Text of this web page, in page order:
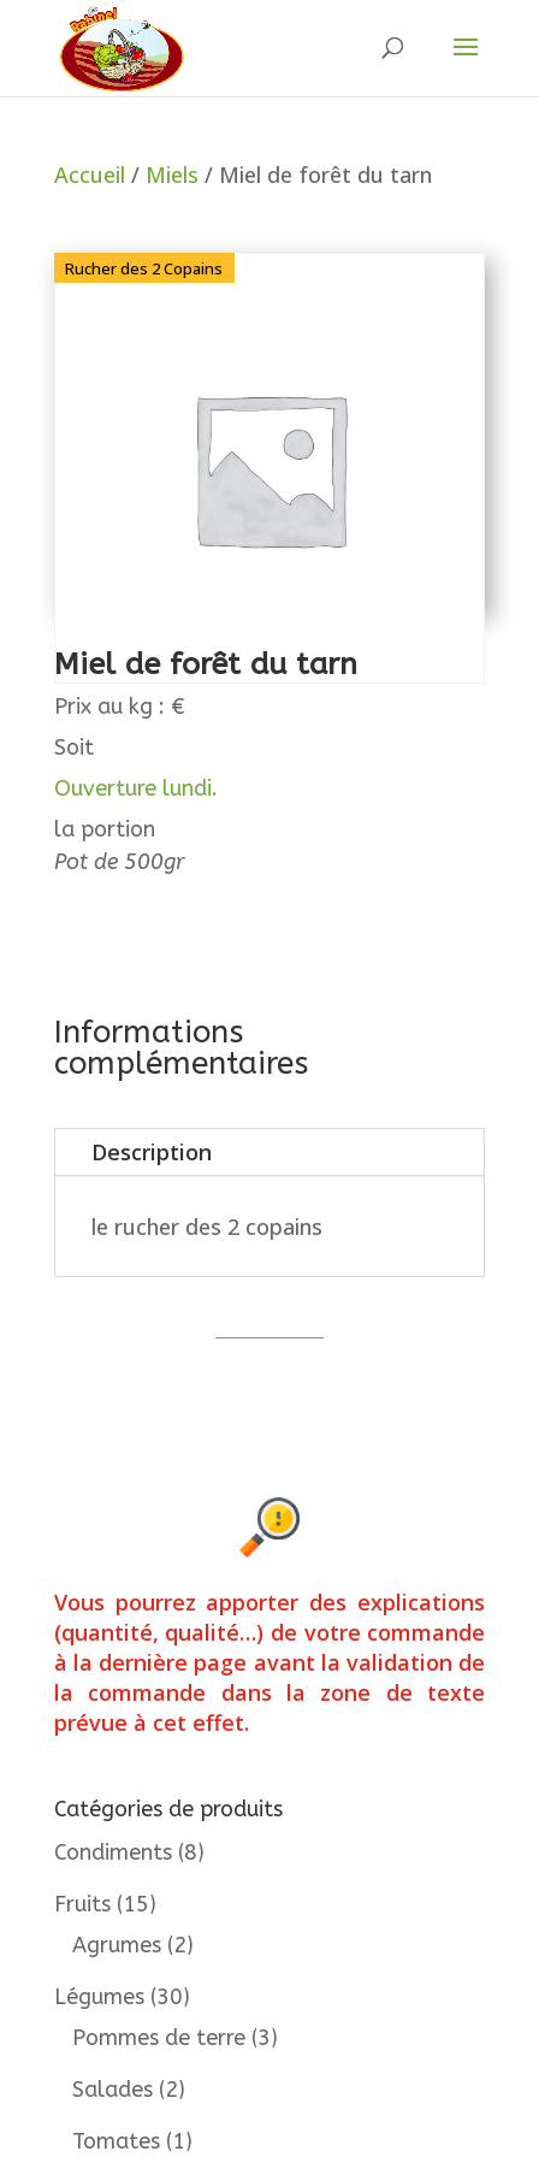
Accueil / Miels / Miel de forêt du tarn
Rucher des 2 Copains
Miel de forêt du tarn
Prix au kg : €
Soit
Ouverture lundi.
la portion
Pot de 500gr
Informations
complémentaires
Description
le rucher des 2 copains
Vous pourrez apporter des explications
(quantité, qualité…) de votre commande
à la dernière page avant la validation de
la commande dans la zone de texte
prévue à cet effet.
Catégories de produits
Condiments (8)
Fruits (15)
Agrumes (2)
Légumes (30)
Pommes de terre (3)
Salades (2)
Tomates (1)